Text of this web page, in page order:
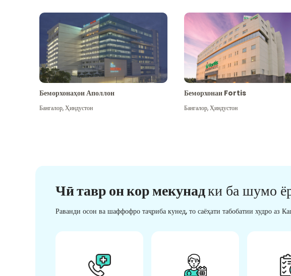
Беморхонаҳои Аполлон
Бангалор,Ҳиндустон
Беморхонаи Fortis
Бангалор,Ҳиндустон
Чӣ тавр он кор мекунадки ба шумо
Раванди осон ва шаффофро таҷриба кунед, то саёҳати табобатии худро аз